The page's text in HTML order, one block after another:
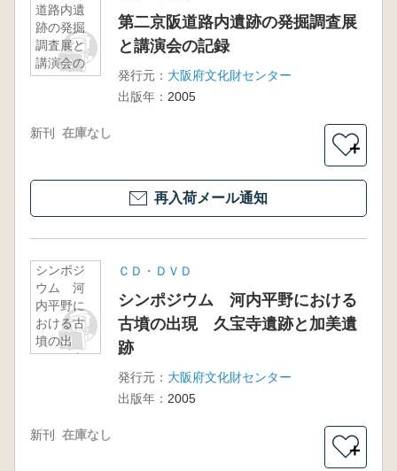
道路内遺
跡の発掘
調査展と
講演会の
記録
第二京阪道路内遺跡の発掘調査展
と講演会の記録
発行元： 大阪府文化財センター
出版年： 2005
新刊 在庫なし
＋
再入荷メール通知
シンポジ
ウム 河
内平野に
おける古
墳の出
現 久宝
ＣＤ・ＤＶＤ
シンポジウム 河内平野における
古墳の出現 久宝寺遺跡と加美遺
跡
発行元： 大阪府文化財センター
出版年： 2005
新刊 在庫なし
＋